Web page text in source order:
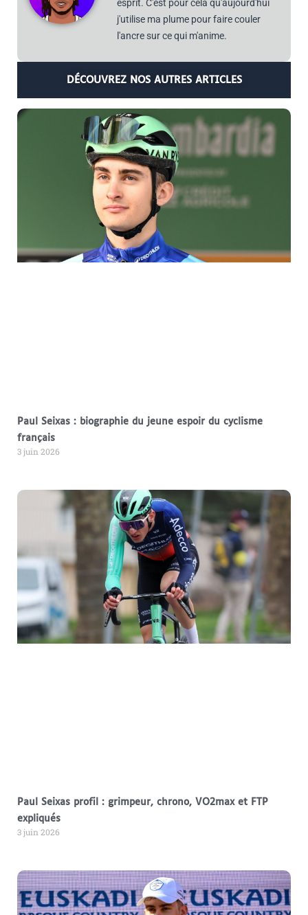
esprit. C'est pour cela qu'aujourd'hui
j'utilise ma plume pour faire couler
l'ancre sur ce qui m'anime.
DÉCOUVREZ NOS AUTRES ARTICLES
Paul Seixas : biographie du jeune espoir du cyclisme
français
3 juin 2026
Paul Seixas profil : grimpeur, chrono, VO2max et FTP
expliqués
3 juin 2026